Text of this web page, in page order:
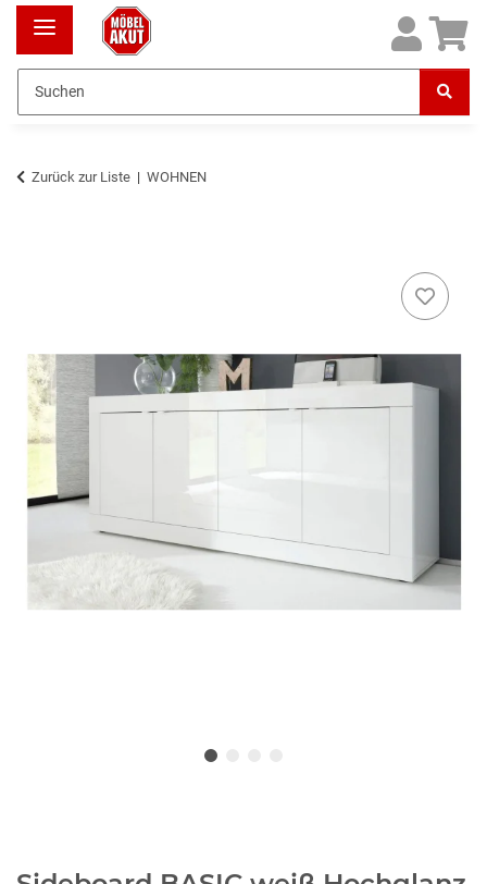
Zurück zur Liste WOHNEN